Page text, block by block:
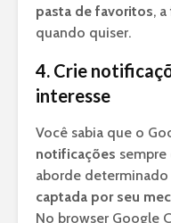
pasta de favoritos,
quando quiser.
4. Crie
interesse
Você sabia que o
notificações
aborde determinado
captada por seu
No browser Google